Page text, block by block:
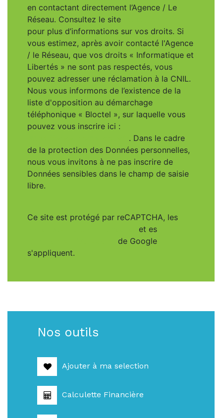
en contactant directement l’Agence / Le
Réseau. Consultez le site
pour plus d’informations sur vos droits. Si
vous estimez, après avoir contacté l'Agence
/ le Réseau, que vos droits « Informatique et
Libertés » ne sont pas respectés, vous
pouvez adresser une réclamation à la CNIL.
Nous vous informons de l’existence de la
liste d'opposition au démarchage
téléphonique « Bloctel », sur laquelle vous
pouvez vous inscrire ici :
. Dans le cadre
de la protection des Données personnelles,
nous vous invitons à ne pas inscrire de
Données sensibles dans le champ de saisie
libre.
Ce site est protégé par reCAPTCHA, les
et es
de Google
s'appliquent.
Nos outils
Ajouter à ma selection
Calculette Financière